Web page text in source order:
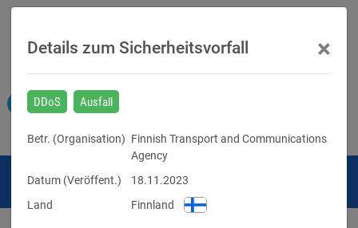
Details zum Sicherheitsvorfall ×
DDoS Ausfall
Betr. (Organisation) Finnish Transport and Communications
Agency
Datum (Veröffent.)
18.11.2023
Land
Finnland